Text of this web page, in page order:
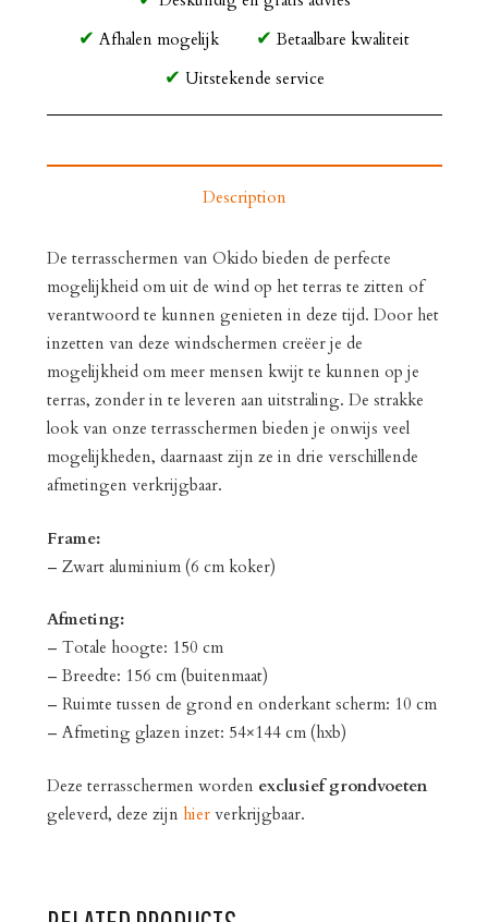
Afhalen mogelijk
Betaalbare kwaliteit
Uitstekende service
Description
De terrasschermen van Okido bieden de perfecte
mogelijkheid om uit de wind op het terras te zitten of
verantwoord te kunnen genieten in deze tijd. Door het
inzetten van deze windschermen creëer je de
mogelijkheid om meer mensen kwijt te kunnen op je
terras, zonder in te leveren aan uitstraling. De strakke
look van onze terrasschermen bieden je onwijs veel
mogelijkheden, daarnaast zijn ze in drie verschillende
afmetingen verkrijgbaar.
Frame:
– Zwart aluminium (6 cm koker)
Afmeting:
– Totale hoogte: 150 cm
– Breedte: 156 cm (buitenmaat)
– Ruimte tussen de grond en onderkant scherm: 10 cm
– Afmeting glazen inzet: 54×144 cm (hxb)
Deze terrasschermen worden exclusief grondvoeten
geleverd, deze zijn hierverkrijgbaar.